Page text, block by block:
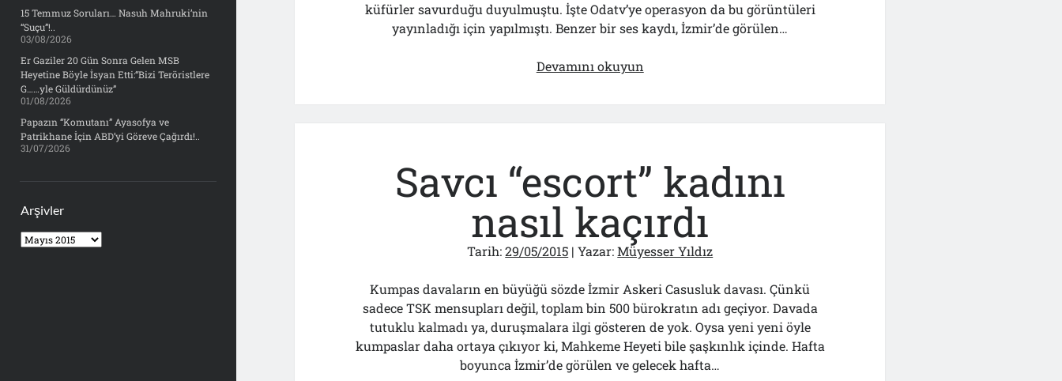
15 Temmuz Soruları… Nasuh Mahruki’nin
“Suçu”!..
03/08/2026
Er Gaziler 20 Gün Sonra Gelen MSB
Heyetine Böyle İsyan Etti:“Bizi Teröristlere
G……yle Güldürdünüz”
01/08/2026
Papazın “Komutanı” Ayasofya ve
Patrikhane İçin ABD’yi Göreve Çağırdı!..
31/07/2026
Arşivler
Arşivler
küfürler savurduğu duyulmuştu. İşte Odatv’ye operasyon da bu görüntüleri
yayınladığı için yapılmıştı. Benzer bir ses kaydı, İzmir’de görülen…
Devamını okuyun
Yere
Koymuşlar
Haaa!..”
Savcı “escort” kadını
nasıl kaçırdı
Tarih:29/05/2015 | Yazar:Müyesser Yıldız
Kumpas davaların en büyüğü sözde İzmir Askeri Casusluk davası. Çünkü
sadece TSK mensupları değil, toplam bin 500 bürokratın adı geçiyor. Davada
tutuklu kalmadı ya, duruşmalara ilgi gösteren de yok. Oysa yeni yeni öyle
kumpaslar daha ortaya çıkıyor ki, Mahkeme Heyeti bile şaşkınlık içinde. Hafta
boyunca İzmir’de görülen ve gelecek hafta…